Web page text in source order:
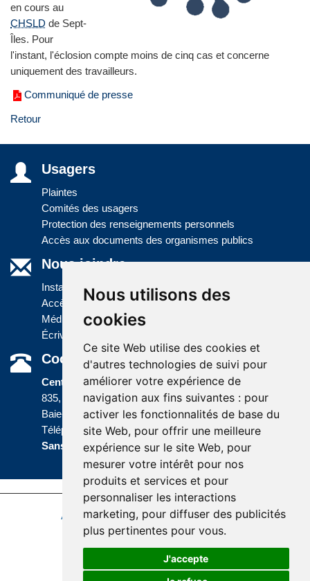
Nous utilisons des
cookies
Ce site Web utilise des cookies et
d'autres technologies de suivi pour
améliorer votre expérience de
navigation aux fins suivantes : pour
activer les fonctionnalités de base du
site Web, pour offrir une meilleure
expérience sur le site Web, pour
mesurer votre intérêt pour nos
produits et services et pour
personnaliser les interactions
marketing, pour diffuser des publicités
plus pertinentes pour vous.
J'accepte
en cours au
CHSLD de Sept-
Îles. Pour
l'instant, l'éclosion compte moins de cinq cas et concerne
uniquement des travailleurs.
Communiqué de presse
Retour
Usagers
Plaintes
Comités des usagers
Protection des renseignements personnels
Accès aux documents des organismes publics
Nous joindre
Installations
Accès à l'information
Médias
Écrivez-nous
Coordonnées
Centre administratif
835, boulevard Jolliet
Baie-Comeau (Québec) G5C 1P5
Téléphone :418 589-9845 ou
Sans frais : 1 800 463-5142
Accessibilité Plan du site
Politique de confidentialité
Réalisation du site